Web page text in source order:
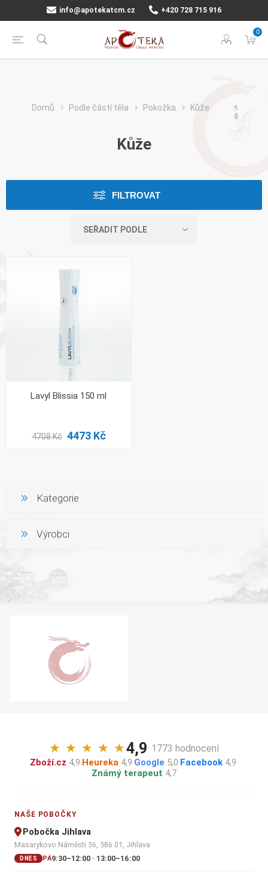
info@apotekatcm.cz +420 728 715 916
0
Domů Podle částí těla Pokožka Kůže
Kůže
FILTROVAT
Lavyl Blissia 150 ml
4708 Kč 4473 Kč
Kategorie
Výrobci
★ ★ ★ ★ ★4,9· 1773 hodnocení
Zboží.cz 4,9·Heureka 4,9·Google 5,0·Facebook 4,9·
Známý terapeut 4,7
NAŠE POBOČKY
Pobočka Jihlava
Masarykovo Náměstí 36, 586 01, Jihlava
DNES PÁ9:30–12:00 · 13:00–16:00